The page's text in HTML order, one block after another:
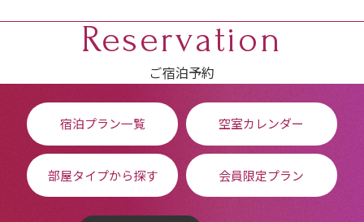
Reservation
ご宿泊予約
宿泊プラン一覧 空室カレンダー
部屋タイプから探す 会員限定プラン